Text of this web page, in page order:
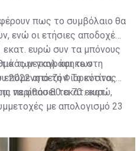
πως το συμβόλαιο θα
ενώ οι ετήσιες αποδοχές
εκατ. ευρώ συν τα μπόνους
των γκολ και των
σεζόν. Το κόστος
να φθάσει τα 70 εκατ.
μεταγράφηκε στη
2022 από τη Φιορεντίνα, η
περίπου 80 εκατ. ευρώ,
με απολογισμό 23